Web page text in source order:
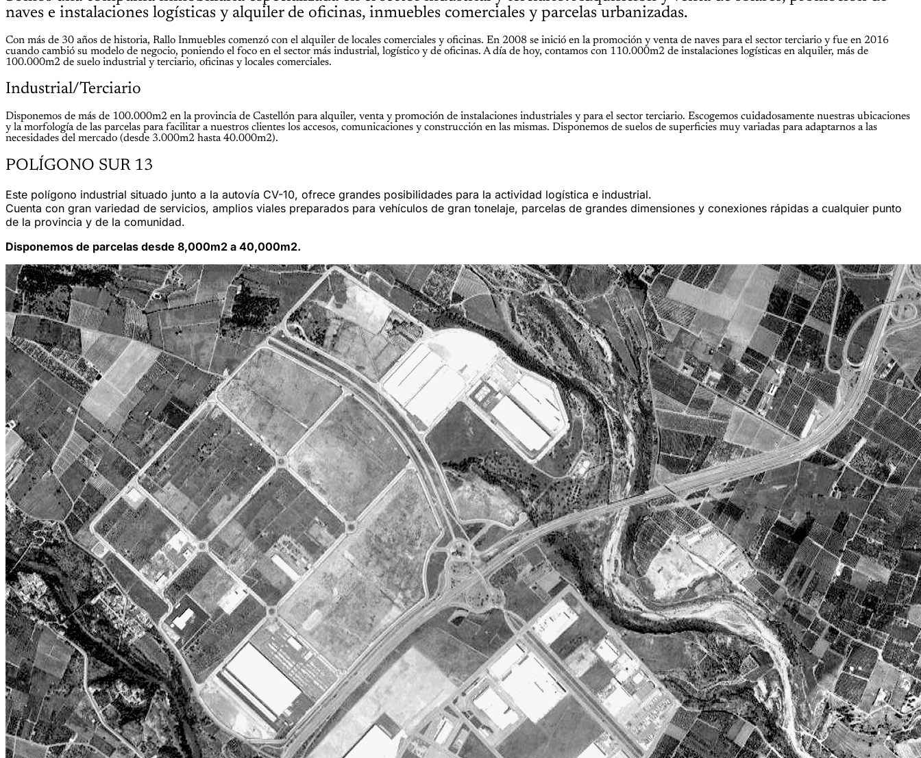
naves e instalaciones logísticas y alquiler de oficinas, inmuebles comerciales y parcelas urbanizadas.
Con más de 30 años de historia, Rallo Inmuebles comenzó con el alquiler de locales comerciales y oficinas. En 2008 se inició en la promoción y venta de naves para el sector terciario y fue en 2016
cuando cambió su modelo de negocio, poniendo el foco en el sector más industrial, logístico y de oficinas. A día de hoy, contamos con 110.000m2 de instalaciones logísticas en alquiler, más de
100.000m2 de suelo industrial y terciario, oficinas y locales comerciales.
Industrial/Terciario
Disponemos de más de 100.000m2 en la provincia de Castellón para alquiler, venta y promoción de instalaciones industriales y para el sector terciario. Escogemos cuidadosamente nuestras ubicaciones
y la morfología de las parcelas para facilitar a nuestros clientes los accesos, comunicaciones y construcción en las mismas. Disponemos de suelos de superficies muy variadas para adaptarnos a las
necesidades del mercado (desde 3.000m2 hasta 40.000m2).
POLÍGONO SUR 13
Este polígono industrial situado junto a la autovía CV-10, ofrece grandes posibilidades para la actividad logística e industrial.
Cuenta con gran variedad de servicios, amplios viales preparados para vehículos de gran tonelaje, parcelas de grandes dimensiones y conexiones rápidas a cualquier punto
de la provincia y de la comunidad.
Disponemos de parcelas desde 8,000m2 a 40,000m2.